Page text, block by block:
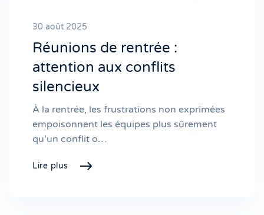
30 août 2025
Réunions de rentrée :
attention aux conflits
silencieux
À la rentrée, les frustrations non exprimées
empoisonnent les équipes plus sûrement
qu’un conflit o…
Lire plus